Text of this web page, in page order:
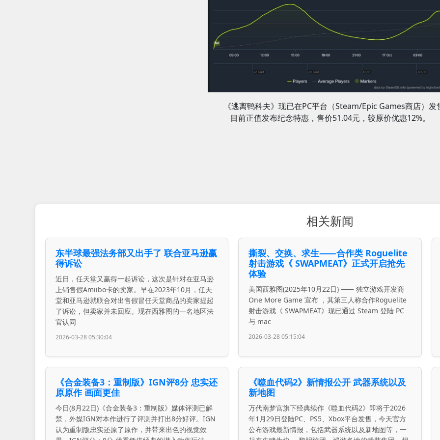
《逃离鸭科夫》现已在PC平台（Steam/Epic Games商店）发
目前正值发布纪念特惠，售价51.04元，较原价优惠12%。
相关新闻
东半球最强法务部又出手了 联合亚马逊赢
得诉讼
近日，任天堂又赢得一起诉讼，这次是针对在亚马逊
上销售假Amiibo卡的卖家。早在2023年10月，任天
堂和亚马逊就联合对出售假冒任天堂商品的卖家提起
了诉讼，但卖家并未回应。现在西雅图的一名地区法
官认同
2026-03-28 05:30:04
撕裂、交换、求生⸺合作类 Roguelite
射击游戏《 SWAPMEAT》正式开启抢先
体验
美国西雅图(2025年10月22日) ⸺ 独立游戏开发商
One More Game 宣布 ，其第三人称合作Roguelite
射击游戏《 SWAPMEAT》现已通过 Steam 登陆 PC
与 mac
2026-03-28 05:15:04
《合金装备3：重制版》IGN评8分 忠实还
原原作 画面更佳
今日(8月22日)《合金装备3：重制版》媒体评测已解
禁，外媒IGN对本作进行了评测并打出8分好评。IGN
认为重制版忠实还原了原作，并带来出色的视觉效
《噬血代码2》新情报公开 武器系统以及
新地图
万代南梦宫旗下经典续作《噬血代码2》即将于2026
年1月29日登陆PC、PS5、Xbox平台发售，今天官方
公布游戏最新情报，包括武器系统以及新地图等，一